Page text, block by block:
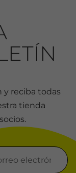
y reciba todas
tienda